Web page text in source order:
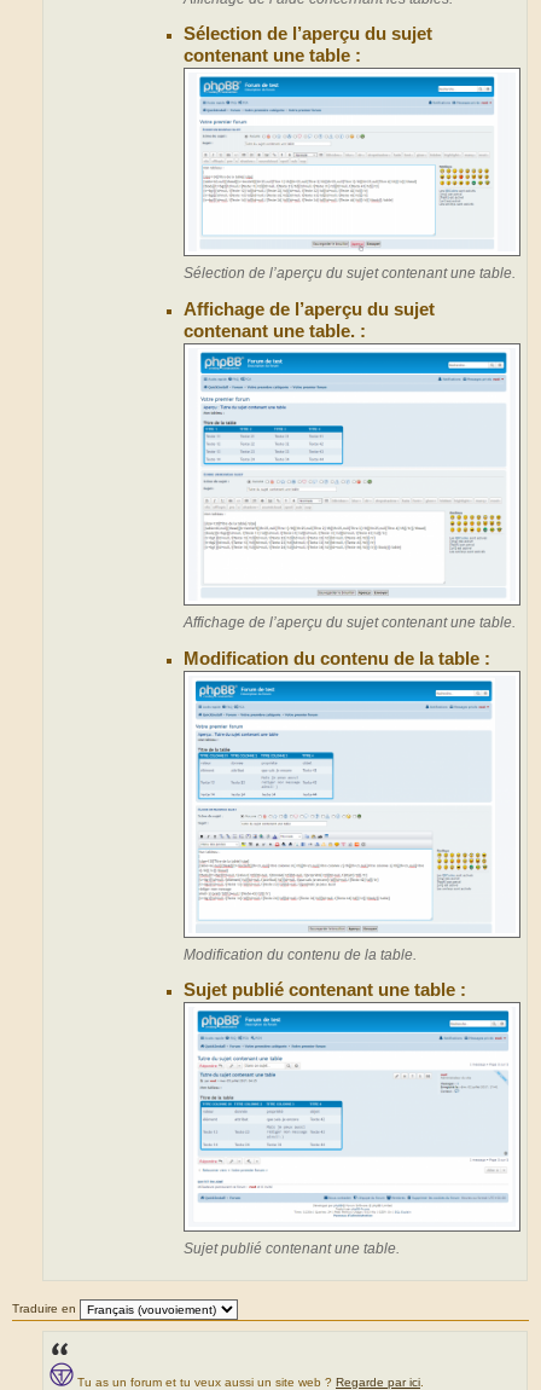
Sélection de l’aperçu du sujet
contenant une table :
Sélection de l’aperçu du sujet contenant une table.
Affichage de l’aperçu du sujet
contenant une table. :
Affichage de l’aperçu du sujet contenant une table.
Modification du contenu de la table :
Modification du contenu de la table.
Sujet publié contenant une table :
Sujet publié contenant une table.
Traduire en
Tu as un forum et tu veux aussi un site web ? Regarde par ici